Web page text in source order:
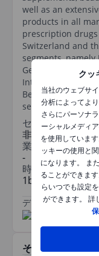
クッ
当社のウェブサ
分析によってよ
さらにパーソナ
ーシャルメディ
を使用していま
ッキーの使用と
になります。 ま
ることができま
らいつでも設定
ができます。 詳
well as an
products in all
prescription
Switzerland and
segments,
Germany, Austria
International
Belgium, the
segment
セクター
非耐久消費財
業種
-
時価総額
1bn
データ提供元
その他関連銘柄